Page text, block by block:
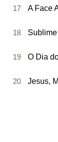
17 A Face
18
19 O Dia
20 Jesus,